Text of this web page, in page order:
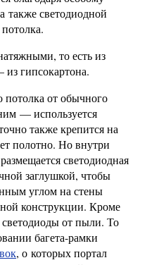
также светодиодной
то есть из
гипсокартона.
потолка от обычного
— используется
также крепится на
полотно. Но внутри
светодиодная
заглушкой, чтобы
углом на стены
конструкции. Кроме
светодиоды от пыли. То
багета-рамки
, о которых портал